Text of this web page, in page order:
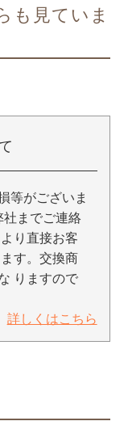
も見ていま
等がございま
社までご連絡
り直接お客
す。交換商
りますので
詳しくはこちら